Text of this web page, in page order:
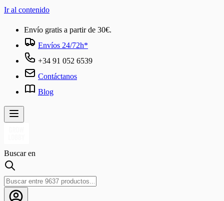
Ir al contenido
Envío gratis a partir de 30€.
Envíos 24/72h*
+34 91 052 6539
Contáctanos
Blog
Buscar en